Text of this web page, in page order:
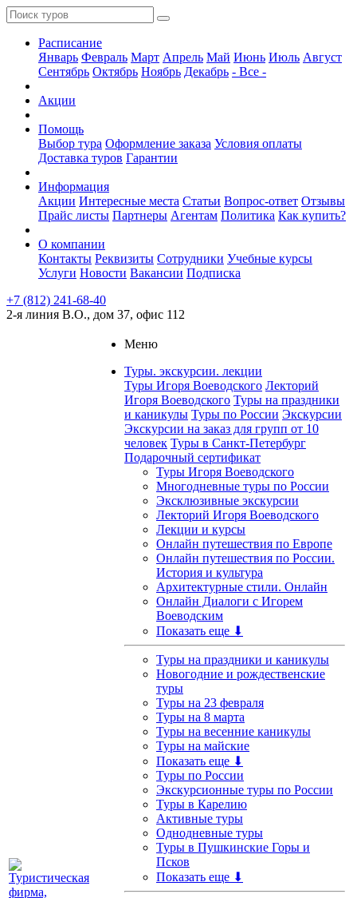
Расписание
Январь Февраль Март Апрель Май Июнь Июль Август
Сентябрь Октябрь Ноябрь Декабрь - Все -
Акции
Помощь
Выбор тура Оформление заказа Условия оплаты
Доставка туров Гарантии
Информация
Акции Интересные места Статьи Вопрос-ответ Отзывы
Прайс листы Партнеры Агентам Политика Как купить?
О компании
Контакты Реквизиты Сотрудники Учебные курсы
Услуги Новости Вакансии Подписка
+7 (812) 241-68-40
2-я линия В.О., дом 37, офис 112
Меню
Туры. экскурсии. лекции
Туры Игоря Воеводского Лекторий
Игоря Воеводского Туры на праздники
и каникулы Туры по России Экскурсии
Экскурсии на заказ для групп от 10
человек Туры в Санкт-Петербург
Подарочный сертификат
Туры Игоря Воеводского
Многодневные туры по России
Эксклюзивные экскурсии
Лекторий Игоря Воеводского
Лекции и курсы
Онлайн путешествия по Европе
Онлайн путешествия по России.
История и культура
Архитектурные стили. Онлайн
Онлайн Диалоги с Игорем
Воеводским
Показать еще ⬇
Туры на праздники и каникулы
Новогодние и рождественские
туры
Туры на 23 февраля
Туры на 8 марта
Туры на весенние каникулы
Туры на майские
Показать еще ⬇
Туры по России
Экскурсионные туры по России
Туры в Карелию
Активные туры
Однодневные туры
Туры в Пушкинские Горы и
Псков
Показать еще ⬇